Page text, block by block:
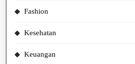
Fashion
Kesehatan
Keuangan